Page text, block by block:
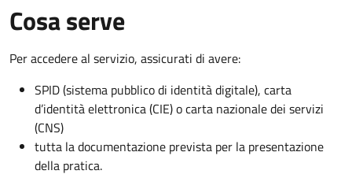
Cosa serve
Per accedere al servizio, assicurati di avere:
SPID (sistema pubblico di identità digitale), carta
d’identità elettronica (CIE) o carta nazionale dei servizi
(CNS)
tutta la documentazione prevista per la presentazione
della pratica.